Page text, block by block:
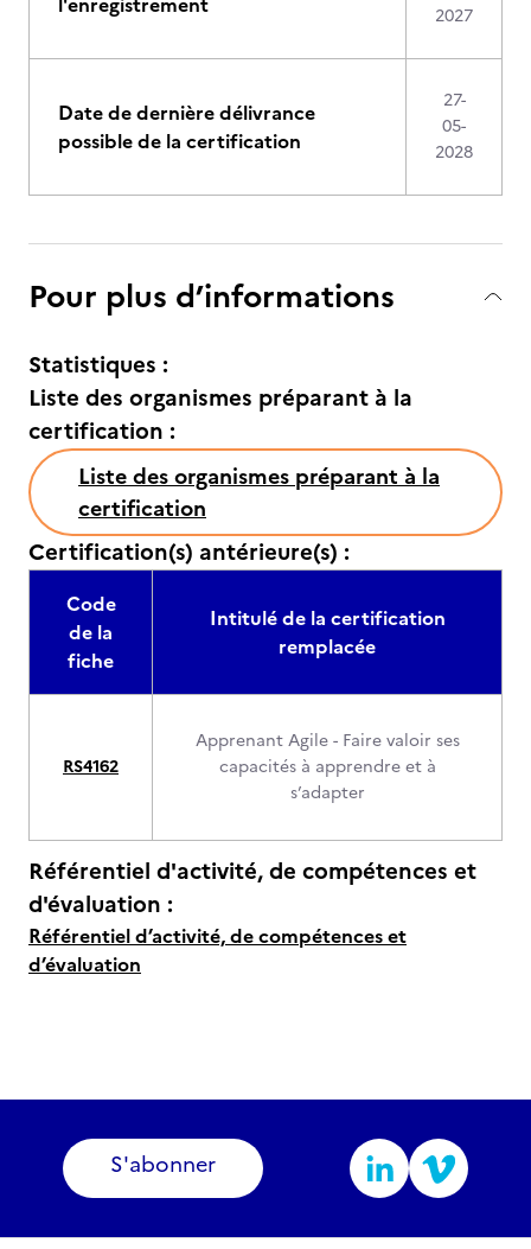
2027
Date de dernière délivrance
possible de la certification
27-
05-
2028
Pour plus d’informations
Statistiques :
Liste des organismes préparant à la
certification :
Liste des organismes préparant à la
certification
Certification(s) antérieure(s) :
Code
de la
fiche
Intitulé de la certification
remplacée
RS4162
Apprenant Agile - Faire valoir ses
capacités à apprendre et à
s’adapter
Référentiel d'activité, de compétences et
d'évaluation :
Référentiel d’activité, de compétences et
d’évaluation
S'abonner